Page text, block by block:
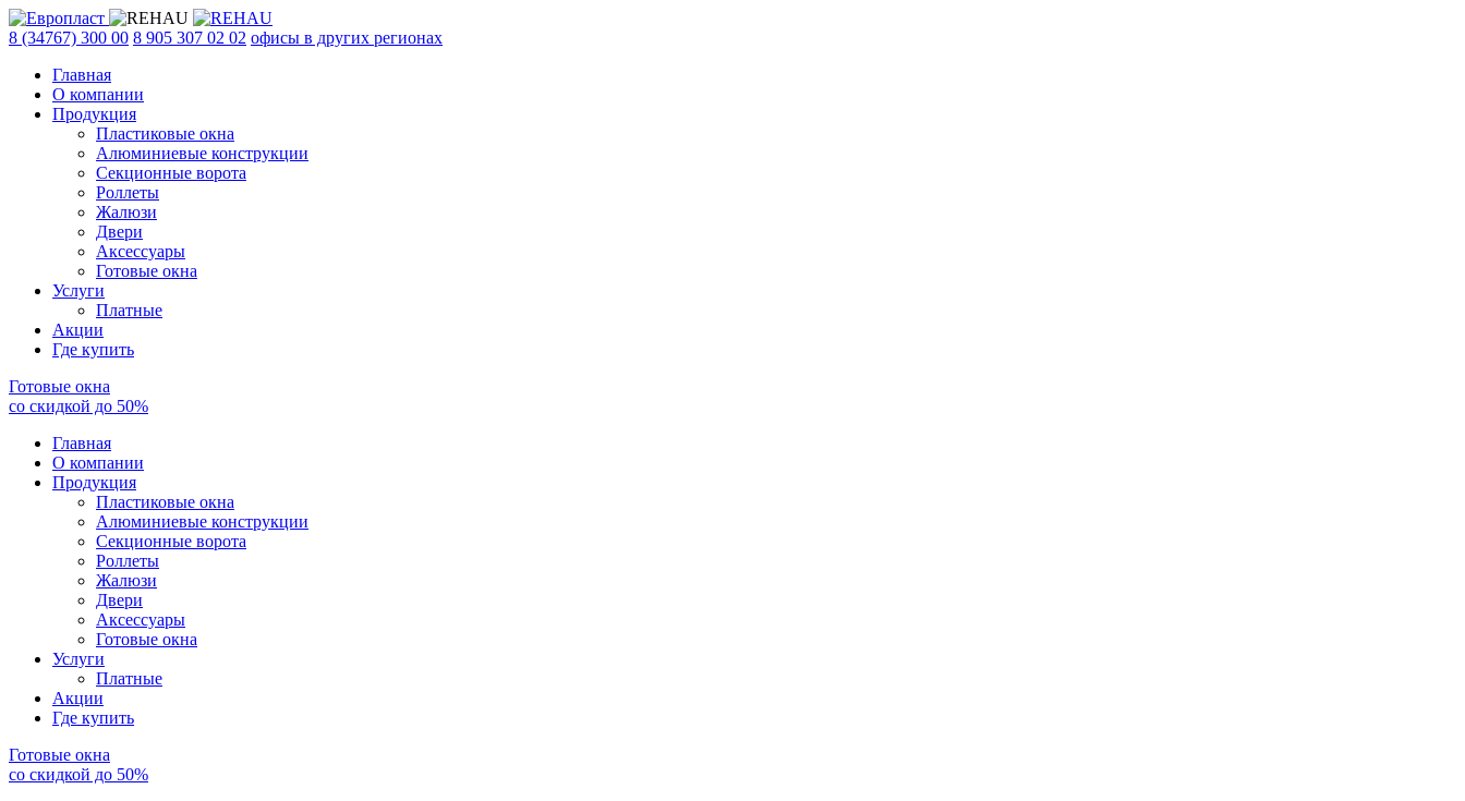
8 (34767) 300 00 8 905 307 02 02 офисы в других регионах
Главная
О компании
Продукция
Пластиковые окна
Алюминиевые конструкции
Секционные ворота
Роллеты
Жалюзи
Двери
Аксессуары
Готовые окна
Услуги
Платные
Акции
Где купить
Готовые окна
со скидкой до 50%
Главная
О компании
Продукция
Пластиковые окна
Алюминиевые конструкции
Секционные ворота
Роллеты
Жалюзи
Двери
Аксессуары
Готовые окна
Услуги
Платные
Акции
Где купить
Готовые окна
со скидкой до 50%